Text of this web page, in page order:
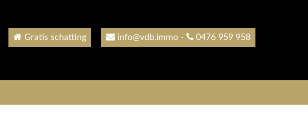
Gratis schatting info@vdb.immo - 0476 959 958